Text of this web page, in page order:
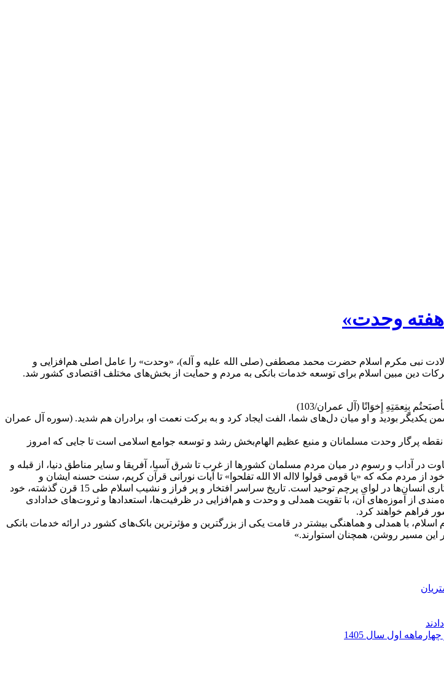
وحدت»
نبی مکرم اسلام حضرت محمد مصطفی (صلی الله علیه و آله)، «وحدت» را عامل اصلی هم‌افزایی و
دین مبین اسلام برای توسعه خدمات بانکی به مردم و حمایت از بخش‌های مختلف اقتصادی کشور شد.
بِنِعمَتِهِ إِخوَانًا (آل عمران/103)
يكديگر بوديد و او ميان دل‌هاى شما، الفت ایجاد کرد و به برکت نعمت او، برادران هم شديد. (سوره آل عمران
پرگار وحدت‌ مسلمانان و منبع عظیم الهام‌بخش رشد و توسعه جوامع اسلامی است تا جایی که امروز
در آداب و رسوم در میان مردم مسلمان کشورها از غرب تا شرق آسیا، آفریقا و سایر مناطق دنیا، از قبله و
مکه که «یا قومی قولوا لااله الا الله تفلحوا» تا آیات نورانی قرآن کریم، سنت حسنه ایشان و
برخورداری از راهنمایی‌های ائمه اطهار (ع)، صحابه و بزرگان دین مبین اسلام، همه در جهت رستگاری انسان‌ها در لوای پرچم توحید است. تاریخ سراسر افتخار و پر فراز و نشیب اسلام طی 15 قرن گذشته، خود
از آموزه‌های آن، با تقویت همدلی و وحدت و هم‌افزایی در ظرفیت‌ها، استعدادها و ثروت‌های خدادادی
فراهم خواهند کرد.
با همدلی و هماهنگی بیشتر در قامت یکی از بزرگترین و مؤثرترین ‌بانک‌های کشور در ارائه خدمات بانکی